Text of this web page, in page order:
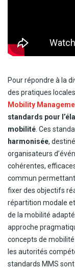
Pour répondre à la
des pratiques
Mobility
standards pour
mobilité . Ces
harmonisée,
organisateurs
cohérentes,
commun permettant
fixer des objectifs
répartition modale
de la mobilité
approche
concepts de
les autorités
standards MMS